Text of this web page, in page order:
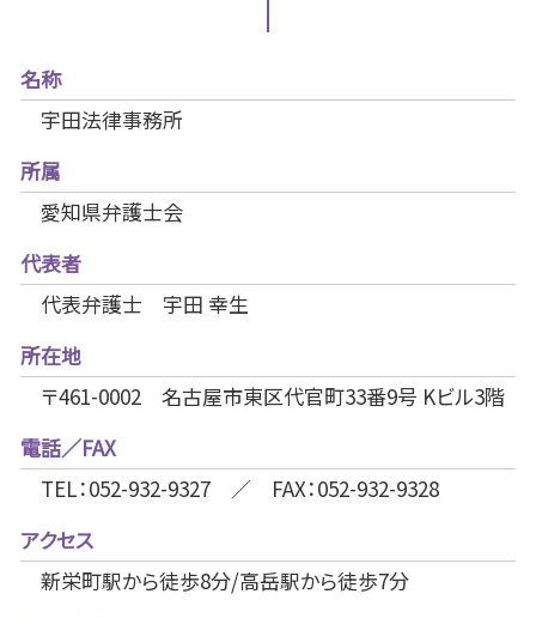
名称
宇田法律事務所
所属
愛知県弁護士会
代表者
代表弁護士 宇田 幸生
所在地
〒461-0002 名古屋市東区代官町33番9号 Kビル3階
電話／FAX
TEL：052-932-9327 ／ FAX：052-932-9328
アクセス
新栄町駅から徒歩8分/高岳駅から徒歩7分